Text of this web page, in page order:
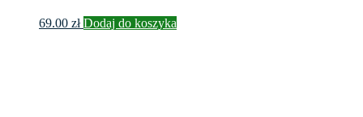
69.00 zł Dodaj do koszyka